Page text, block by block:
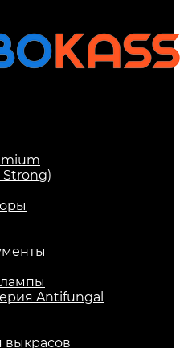
Strong)
Antifungal
выкрасов